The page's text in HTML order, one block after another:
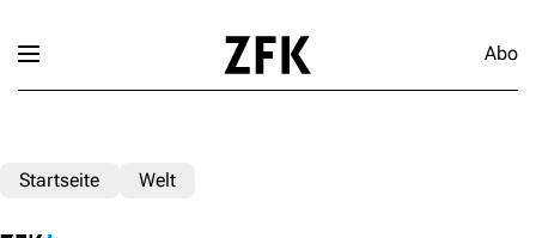
Abo
Startseite Welt